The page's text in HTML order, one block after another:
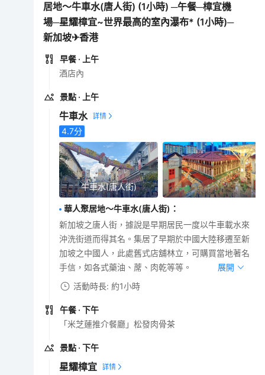
居地～牛車水(唐人街) (1小時) ─午餐─樟宜機
場─星耀樟宜~世界最高的室內瀑布* (1小時)─
新加坡✈香港
早餐 · 上午
酒店內
景點 · 上午
牛車水
4.7分
牛車水(唐人街)
華人聚居地～牛車水(唐人街) ：
新加坡之唐人街，據說是早期居民一度以牛車載水來
沖洗街道而得其名。集居了早期於中國大陸移遷至新
加坡之中國人，此處舊式店舖林立，可購買當地著名
手信，如各式藥油、蓆、肉乾等等。
展開
活動時長: 約1小時
午餐 · 下午
「米芝蓮推介餐廳」松發肉骨茶
景點 · 下午
星耀樟宜